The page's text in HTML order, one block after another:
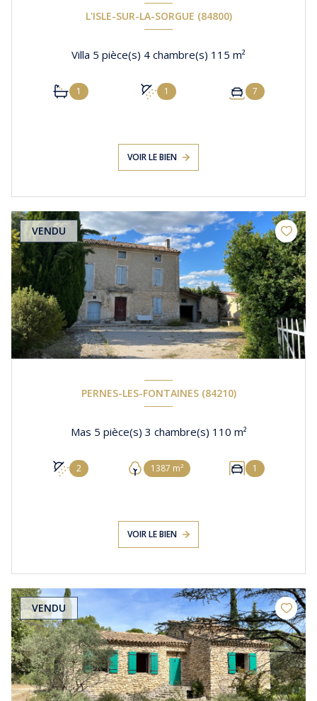
L'ISLE-SUR-LA-SORGUE (84800)
Villa 5 pièce(s) 4 chambre(s) 115 m²
1 1 7
VOIR LE BIEN
VENDU
PERNES-LES-FONTAINES (84210)
Mas 5 pièce(s) 3 chambre(s) 110 m²
2 1387 m² 1
VOIR LE BIEN
VENDU